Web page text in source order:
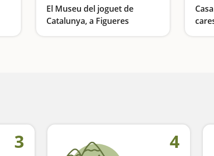
Un recorregut surrealista inspirat en la infància del pintor
El Museu del joguet de
Catalunya, a Figueres
El museu més divertit
3 4